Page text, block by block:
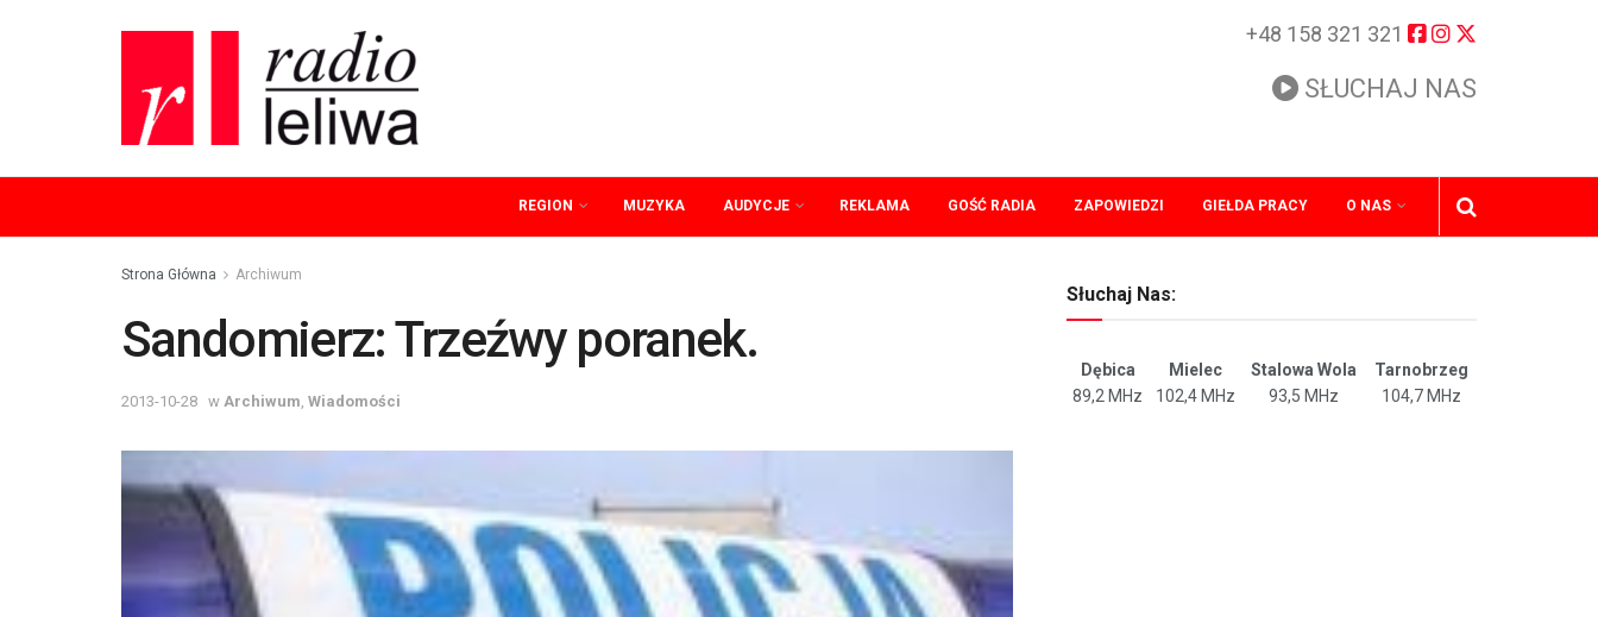
+48 158 321 321
SŁUCHAJ NAS
REGION MUZYKA AUDYCJE REKLAMA GOŚĆ RADIA ZAPOWIEDZI GIEŁDA PRACY O NAS
Strona Główna Archiwum
Sandomierz: Trzeźwy poranek.
2013-10-28 w Archiwum Wiadomości
Słuchaj Nas:
Dębica Mielec Stalowa Wola
Tarnobrzeg
89,2 MHz
102,4 MHz 93,5 MHz 104,7 MHz